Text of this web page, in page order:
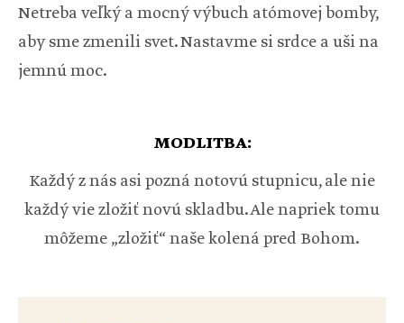
Netreba veľký a mocný výbuch atómovej bomby,
aby sme zmenili svet. Nastavme si srdce a uši na
jemnú moc.
MODLITBA:
Každý z nás asi pozná notovú stupnicu, ale nie
každý vie zložiť novú skladbu. Ale napriek tomu
môžeme „zložiť“ naše kolená pred Bohom.